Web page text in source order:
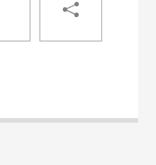
DESTINATAIRE
VOTRE